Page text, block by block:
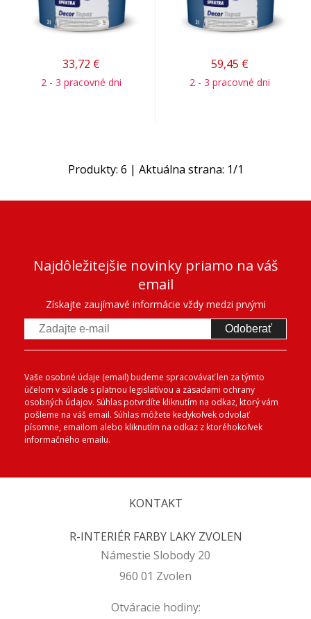
33,72 €
2 - 3 pracovné dni
59,45 €
2 - 3 pracovné dni
Produkty: 6 | Aktuálna strana: 1/1
Najdôležitejšie novinky priamo na váš
email
Získajte zaujímavé informácie vždy medzi prvými
Odoberať
Vaše osobné údaje (email) budeme spracovávať len za týmto
účelom v súlade s platnou legislatívou a zásadami ochrany
osobných údajov. Súhlas potvrdíte kliknutím na odkaz, ktorý vám
pošleme na váš email. Súhlas môžete kedykoľvek odvolať
písomne, emailom alebo kliknutím na odkaz z ktoréhokoľvek
informačného emailu.
KONTAKT
R-INTERIÉR FARBY LAKY ZVOLEN
Námestie Slobody 20
960 01 Zvolen
Otváracie hodiny: